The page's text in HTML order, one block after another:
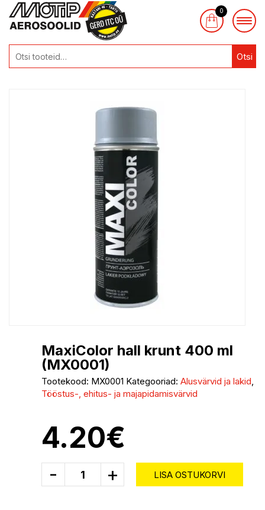
Otsi
0
MaxiColor hall krunt 400 ml
(MX0001)
Tootekood: MX0001 Kategooriad: Alusvärvid ja lakid,
Tööstus-, ehitus- ja majapidamisvärvid
4.20€
- + LISA OSTUKORVI